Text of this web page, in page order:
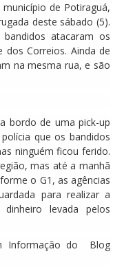
de Potiraguá,
deste sábado (5).
atacaram os
Correios. Ainda de
na mesma rua, e são
bordo de uma pick-up
que os bandidos
ninguém ficou ferido.
mas até a manhã
o G1, as agências
para realizar a
levada pelos
do Blog